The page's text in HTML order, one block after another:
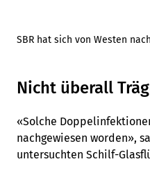
SBR hat sich von Westen
Nicht überall
«Solche
nachgewiesen worden»,
untersuchten Schilf-